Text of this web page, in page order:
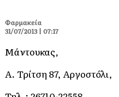
Φαρμακεία
31/07/2013 | 07:17
Μάντουκας,
Α. Τρίτση 87, Αργοστόλι,